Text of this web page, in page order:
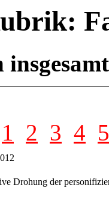
1 2 3 4 5
Drohung der